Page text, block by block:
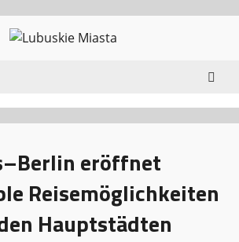
eröffnet
Reisemöglichkeiten
Hauptstädten